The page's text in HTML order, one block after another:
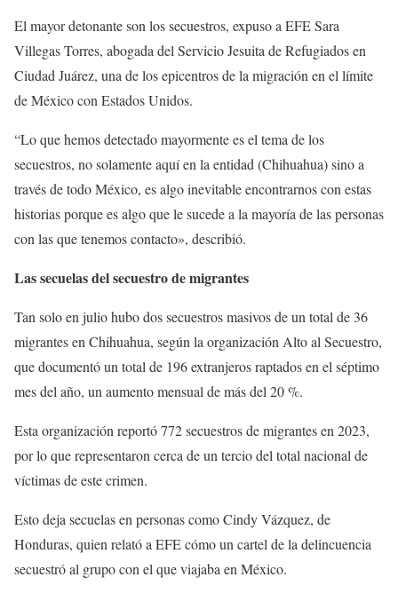
El mayor detonante son los secuestros, expuso a EFE Sara
Villegas Torres, abogada del Servicio Jesuita de Refugiados en
Ciudad Juárez, una de los epicentros de la migración en el límite
de México con Estados Unidos.
“Lo que hemos detectado mayormente es el tema de los
secuestros, no solamente aquí en la entidad (Chihuahua) sino a
través de todo México, es algo inevitable encontrarnos con estas
historias porque es algo que le sucede a la mayoría de las personas
con las que tenemos contacto», describió.
Las secuelas del secuestro de migrantes
Tan solo en julio hubo dos secuestros masivos de un total de 36
migrantes en Chihuahua, según la organización Alto al Secuestro,
que documentó un total de 196 extranjeros raptados en el séptimo
mes del año, un aumento mensual de más del 20 %.
Esta organización reportó 772 secuestros de migrantes en 2023,
por lo que representaron cerca de un tercio del total nacional de
víctimas de este crimen.
Esto deja secuelas en personas como Cindy Vázquez, de
Honduras, quien relató a EFE cómo un cartel de la delincuencia
secuestró al grupo con el que viajaba en México.